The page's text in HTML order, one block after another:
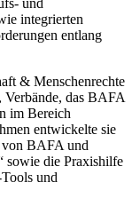
integrierten
entlang
& Menschenrechte
Verbände, das BAFA
im Bereich
entwickelte sie
von BAFA und
sowie die Praxishilfe
und